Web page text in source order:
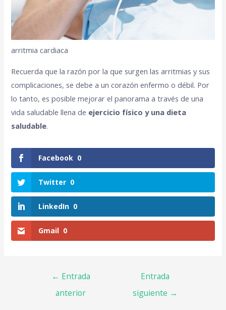
arritmia cardiaca
Recuerda que la razón por la que surgen las arritmias y sus
complicaciones, se debe a un corazón enfermo o débil. Por
lo tanto, es posible mejorar el panorama a través de una
vida saludable llena de ejercicio físico y una dieta
saludable.
Facebook 0
Twitter 0
LinkedIn 0
Gmail 0
← Entrada
anterior
Entrada
siguiente →